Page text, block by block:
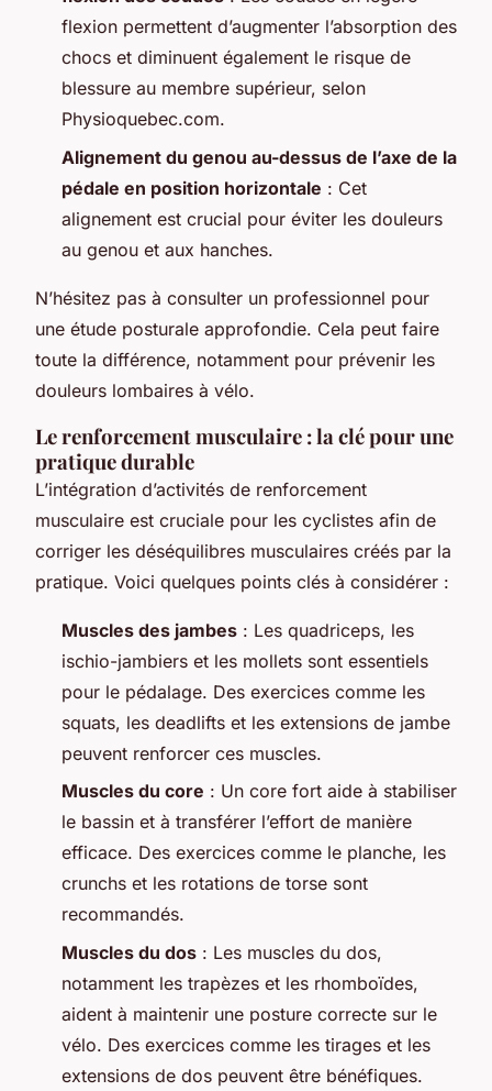
flexion permettent d’augmenter l’absorption des
chocs et diminuent également le risque de
blessure au membre supérieur, selon
Physioquebec.com.
Alignement du genou au-dessus de l’axe de la
pédale en position horizontale : Cet
alignement est crucial pour éviter les douleurs
au genou et aux hanches.
N’hésitez pas à consulter un professionnel pour
une étude posturale approfondie. Cela peut faire
toute la différence, notamment pour prévenir les
douleurs lombaires à vélo.
Le renforcement musculaire : la clé pour une
pratique durable
L’intégration d’activités de renforcement
musculaire est cruciale pour les cyclistes afin de
corriger les déséquilibres musculaires créés par la
pratique. Voici quelques points clés à considérer :
Muscles des jambes : Les quadriceps, les
ischio-jambiers et les mollets sont essentiels
pour le pédalage. Des exercices comme les
squats, les deadlifts et les extensions de jambe
peuvent renforcer ces muscles.
Muscles du core : Un core fort aide à stabiliser
le bassin et à transférer l’effort de manière
efficace. Des exercices comme le planche, les
crunchs et les rotations de torse sont
recommandés.
Muscles du dos : Les muscles du dos,
notamment les trapèzes et les rhomboïdes,
aident à maintenir une posture correcte sur le
vélo. Des exercices comme les tirages et les
extensions de dos peuvent être bénéfiques.